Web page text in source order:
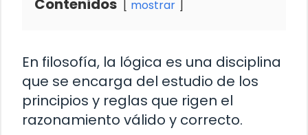
Contenidos mostrar
En filosofía, la lógica es una disciplina
que se encarga del estudio de los
principios y reglas que rigen el
razonamiento válido y correcto.